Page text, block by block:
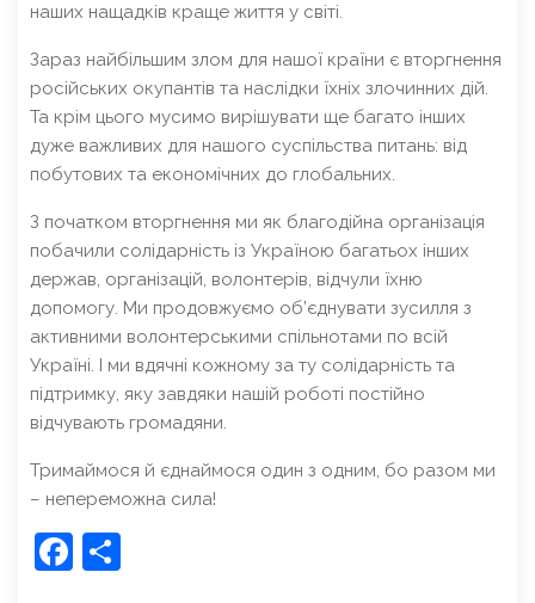
наших нащадків краще життя у світі.
Зараз найбільшим злом для нашої країни є вторгнення
російських окупантів та наслідки їхніх злочинних дій.
Та крім цього мусимо вирішувати ще багато інших
дуже важливих для нашого суспільства питань: від
побутових та економічних до глобальних.
З початком вторгнення ми як благодійна організація
побачили солідарність із Україною багатьох інших
держав, організацій, волонтерів, відчули їхню
допомогу. Ми продовжуємо об’єднувати зусилля з
активними волонтерськими спільнотами по всій
Україні. І ми вдячні кожному за ту солідарність та
підтримку, яку завдяки нашій роботі постійно
відчувають громадяни.
Тримаймося й єднаймося один з одним, бо разом ми
– непереможна сила!
Facebook